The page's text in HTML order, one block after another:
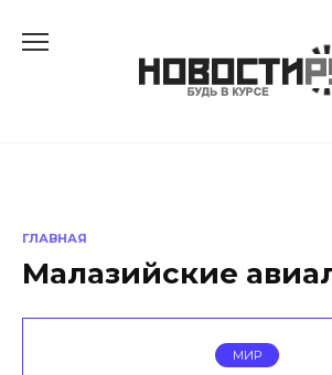
ГЛАВНАЯ
Малазийские
МИР